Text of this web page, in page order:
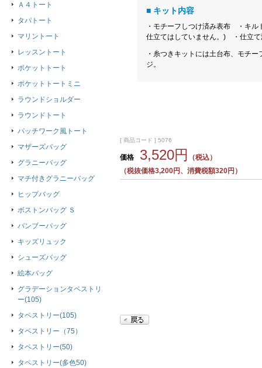
■ キット内容
・モチーフしつけ済み表布 ・キ
仕立てはしていません。) ・仕立
・糸つきキットには土台布、モチ
ジ。
[ 商品コード ] 5076
価格 3,520円
（税込）
（税抜価格3,200円、消費税額320円）
Ａ４トート
タパトート
マリントート
レッスントート
ポケットトート
ポケットトートミニ
ラウンドショルダー
ラウンドトート
パッチワーク風トート
マザーズバッグ
グラニーバッグ
マチ付きグラニーバッグ
ヒップバッグ
ボストンバッグ Ｓ
バンブーバッグ
キッズリュック
シューズバッグ
絵本バッグ
グラデーションタペストリ
ー(105)
タペストリー(105)
タペストリー（75）
タペストリー(50)
タペストリー(多色50)